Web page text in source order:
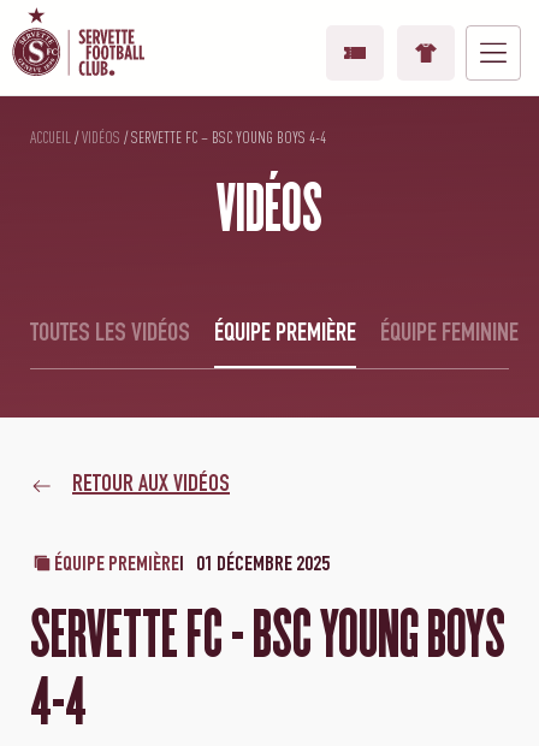
ACCUEIL /VIDÉOS /SERVETTE FC – BSC YOUNG BOYS 4-4
VIDÉOS
TOUTES LES VIDÉOS ÉQUIPE PREMIÈRE ÉQUIPE FEMININE
RETOUR AUX VIDÉOS
ÉQUIPE PREMIÈRE 01 DÉCEMBRE 2025
SERVETTE FC - BSC YOUNG BOYS
4-4